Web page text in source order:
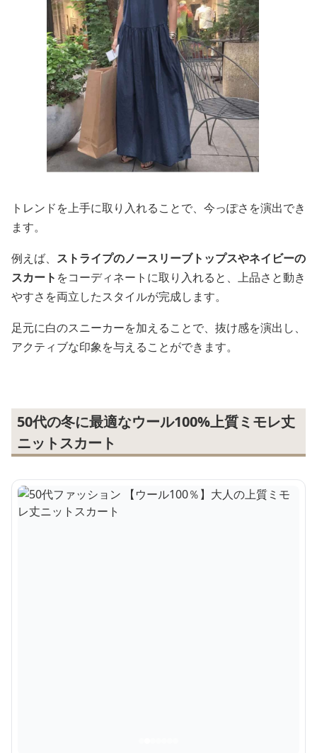
トレンドを上手に取り入れることで、今っぽさを演出でき
ます。
例えば、 ストライプのノースリーブトップスやネイビーの
スカート をコーディネートに取り入れると、上品さと動き
やすさを両立したスタイルが完成します。
足元に白のスニーカーを加えることで、抜け感を演出し、
アクティブな印象を与えることができます。
50代の冬に最適なウール100%上質ミモレ丈
ニットスカート